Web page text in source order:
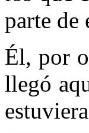
parte de
Él, por
llegó